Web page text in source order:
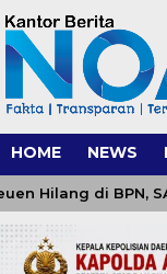
HOME NEWS
di BPN, SAPA